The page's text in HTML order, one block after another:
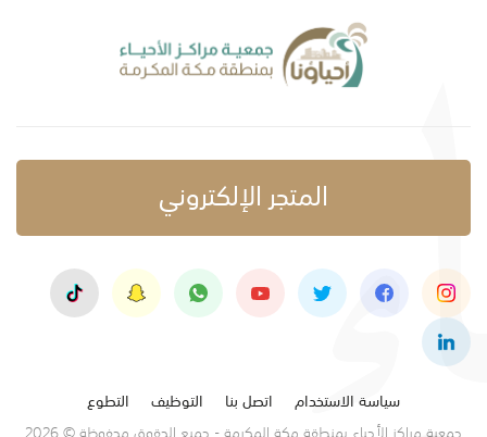
المتجر الإلكتروني
سياسة الاستخدام اتصل بنا التوظيف
التطوع
جمعية مراكز الأحياء بمنطقة مكة المكرمة - جميع الحقوق محفوظة © 2026